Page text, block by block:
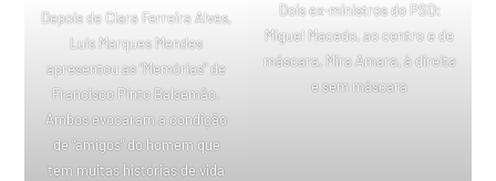
Depois de Clara Ferreira Alves,
Luís Marques Mendes
apresentou as “Memórias” de
Francisco Pinto Balsemão.
Ambos evocaram a condição
de “amigos” do homem que
tem muitas histórias de vida
Dois ex-ministros do PSD:
Miguel Macedo, ao centro e de
máscara, Mira Amara, à direita
e sem máscara